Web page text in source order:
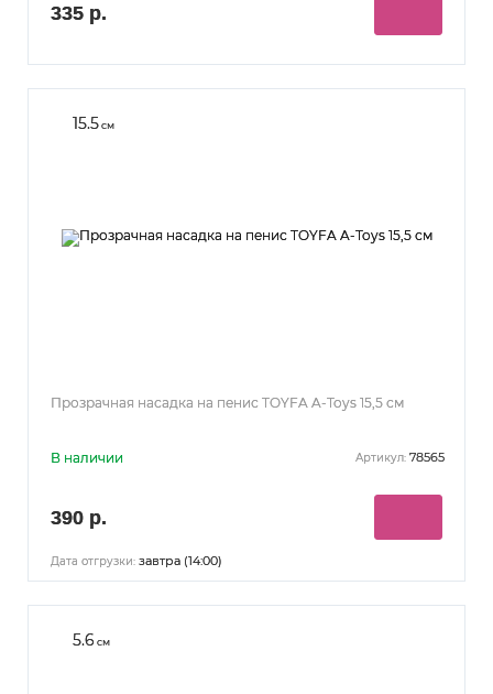
335 р.
15.5см
Прозрачная насадка на пенис TOYFA A-Toys 15,5 см
В наличии Артикул: 78565
390 р.
Дата отгрузки: завтра (14:00)
5.6 см